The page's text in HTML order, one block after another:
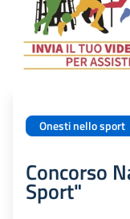
Onesti nello sport
Concorso
Sport"